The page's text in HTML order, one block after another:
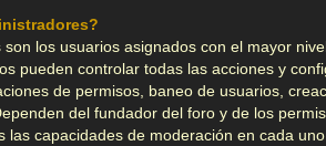
son los usuarios asignados con el mayor
pueden controlar todas las acciones y
de permisos, baneo de usuarios,
del fundador del foro y de los
las capacidades de moderación en cada